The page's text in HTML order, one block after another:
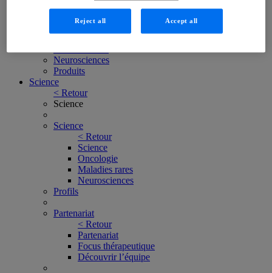
< Retour
Compétence
Neurosciences
Produits
Science
< Retour
Science
Science
< Retour
Science
Oncologie
Maladies rares
Neurosciences
Profils
Partenariat
< Retour
Partenariat
Focus thérapeutique
Découvrir l’équipe
Reject all Accept all